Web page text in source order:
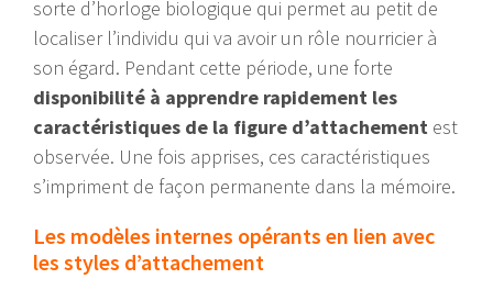
sorte d’horloge biologique qui permet au petit de
localiser l’individu qui va avoir un rôle nourricier à
son égard. Pendant cette période, une forte
disponibilité à apprendre rapidement les
caractéristiques de la figure d’attachement est
observée. Une fois apprises, ces caractéristiques
s’impriment de façon permanente dans la mémoire.
Les modèles internes opérants en lien avec
les styles d’attachement